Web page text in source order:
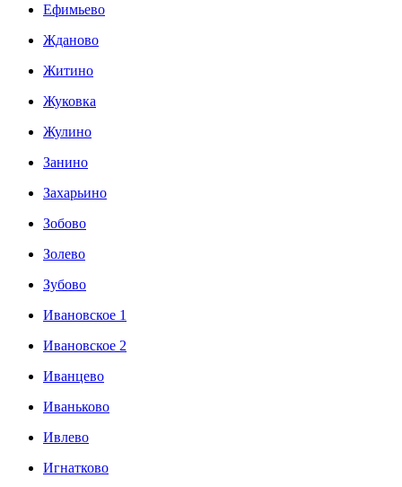
Ефимьево
Жданово
Житино
Жуковка
Жулино
Занино
Захарьино
Зобово
Золево
Зубово
Ивановское 1
Ивановское 2
Иванцево
Иваньково
Ивлево
Игнатково